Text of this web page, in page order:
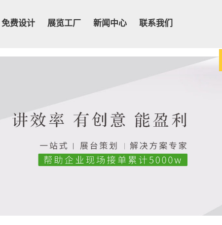
免费设计 展览工厂 新闻中心 联系我们